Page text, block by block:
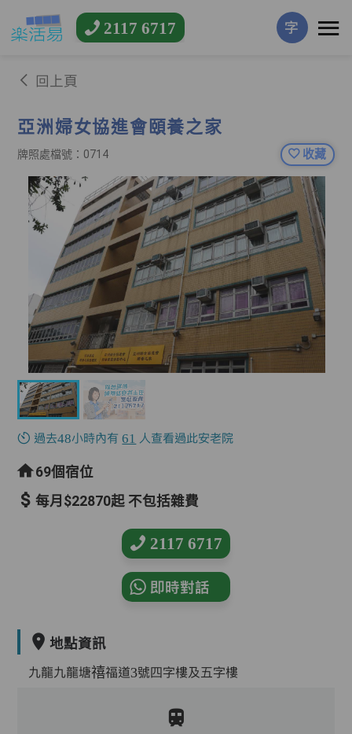
2117 6717 字
回上頁
亞洲婦女協進會頤養之家
牌照處檔號：0714 收藏
過去48小時內有61 人查看過此安老院
69個宿位
每月$22870起 不包括雜費
2117 6717
即時對話
地點資訊
九龍九龍塘禧福道3號四字樓及五字樓